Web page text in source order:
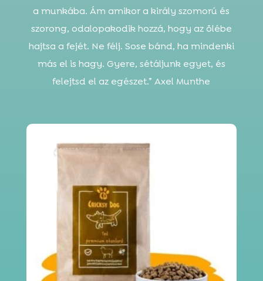
a munkába. Ám amikor a király szomorú és
szorong, odalopakodik hozzá, hogy az ölébe
hajtsa a fejét. Ne félj. Sose bánd, ha mindenki
más el is hagy. Gyere, sétáljunk egyet, és
felejtsd el az egészet.” Axel Munthe